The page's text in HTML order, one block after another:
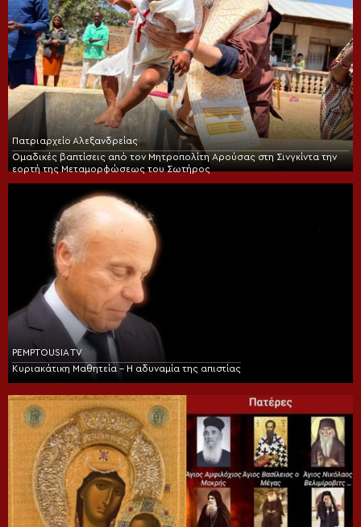
Πατριαρχείο Αλεξανδρείας
Ομαδικές βαπτίσεις από τον Μητροπολίτη Αρούσας στη Σινγκίντα την
εορτή της Μεταμορφώσεως του Σωτήρος
PEMPTOUSIA TV
Κυριακάτικη Μαθητεία – Η αδυναμία της απιστίας